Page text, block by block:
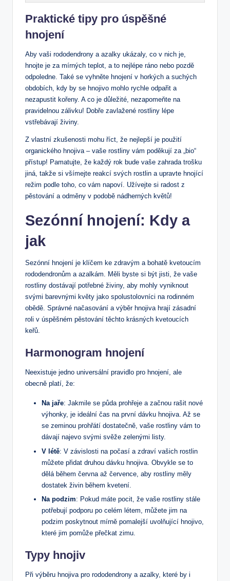
Praktické tipy⁤ pro ‍úspěšné
hnojení
Aby vaši rododendrony a azalky ukázaly, co ​v nich je,
hnojte je za mírných teplot, a to nejlépe ráno nebo pozdě
odpoledne. Také se vyhněte hnojení v horkých a suchých
obdobích, kdy by se hnojivo mohlo rychle odpařit a
nezapustit⁣ kořeny. A co je ⁢důležité, nezapomeňte na⁢
pravidelnou ‌zálivku! Dobře ⁢zavlažené ⁢rostliny lépe
vstřebávají živiny.
Z vlastní zkušenosti mohu říct, že nejlepší je‍ použití
organického hnojiva – vaše rostliny vám ‌poděkují za „bio“
přístup! Pamatujte, že každý rok bude vaše zahrada trošku
jiná, takže ⁤si všímejte reakcí⁢ svých rostlin a upravte hnojící
režim podle toho, co vám napoví. Užívejte si radost z
pěstování a odměny v podobě ‍nádherných květů!
Sezónní hnojení: Kdy a
jak
Sezónní hnojení je klíčem ke zdravým a bohatě kvetoucím
rododendronům a azalkám. Měli byste si být ⁤jisti, že ‍vaše
rostliny dostávají potřebné živiny, aby mohly vyniknout‌
svými barevnými květy jako spolustolovníci na ⁢rodinném
obědě. Správné načasování a výběr hnojiva hrají ⁣zásadní
‍roli v úspěšném pěstování těchto ‍krásných kvetoucích
keřů.
Harmonogram hnojení
Neexistuje⁤ jedno universální pravidlo pro hnojení, ale
obecně platí, že:
Na jaře: Jakmile se půda prohřeje a‍ začnou​ rašit‌ nové
výhonky, je ideální čas na první dávku hnojiva. ⁢Až se
se zeminou prohřátí dostatečně, vaše rostliny vám to
dávají najevo svými svěže zelenými listy.
V létě: V závislosti na počasí a zdraví ‍vašich rostlin
můžete přidat druhou dávku hnojiva. Obvykle se to
⁤dělá‌ během června až července, ​aby rostliny měly
dostatek živin během kvetení.
Na podzim: Pokud máte ​pocit, že vaše rostliny stále
potřebují podporu po celém létem, můžete jim na
podzim poskytnout⁣ mírně pomalejší uvolňující hnojivo,
které⁤ jim pomůže přečkat zimu.
Typy hnojiv
Při výběru hnojiva pro ​rododendrony a⁣ azalky,​ které by i